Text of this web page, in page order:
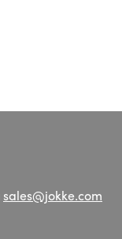
sales@jokke.com